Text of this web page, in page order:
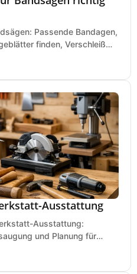
Passende Bandagen,
finden, Verschleiß
Ausstattung
Ausstattung:
und Planung für